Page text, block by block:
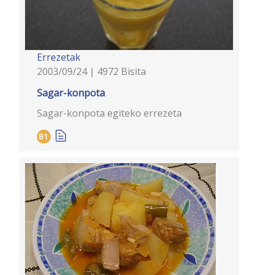
Errezetak
2003/09/24 | 4972 Bisita
Sagar-konpota
Sagar-konpota egiteko errezeta
B1